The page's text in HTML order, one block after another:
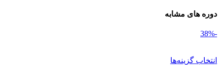
های مشابه
گزینه‌ها